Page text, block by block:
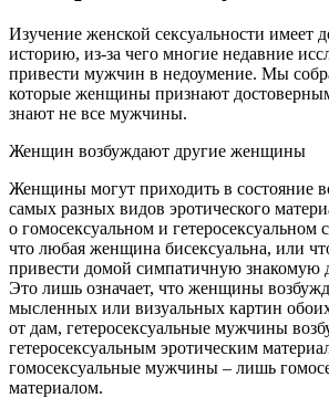
Изучение женской сексуальности имеет
историю, из-за чего многие недавние
привести мужчин в недоумение. Мы
которые женщины признают
знают не все мужчины.
Женщин возбуждают другие женщины
Женщины могут приходить в состояние
самых разных видов эротического
о гомосексуальном и гетеросексуальном
что любая женщина бисексуальна, или
привести домой симпатичную знакомую
Это лишь означает, что женщины
мысленных или визуальных картин
от дам, гетеросексуальные мужчины
гетеросексуальным эротическим
гомосексуальные мужчины – лишь
материалом.